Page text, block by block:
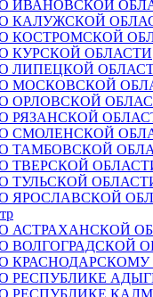
ИВАНОВСКОЙ
КАЛУЖСКОЙ
КОСТРОМСКОЙ
КУРСКОЙ ОБЛАСТИ
ЛИПЕЦКОЙ
МОСКОВСКОЙ
ОРЛОВСКОЙ
РЯЗАНСКОЙ
СМОЛЕНСКОЙ
ТАМБОВСКОЙ
ТВЕРСКОЙ
ТУЛЬСКОЙ
ЯРОСЛАВСКОЙ
АСТРАХАНСКОЙ
ВОЛГОГРАДСКОЙ
РЕСПУБЛИКЕ
РЕСПУБЛИКЕ